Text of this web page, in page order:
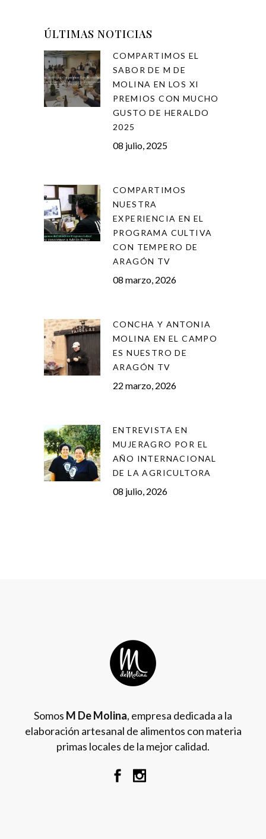
ÚLTIMAS NOTICIAS
COMPARTIMOS EL
SABOR DE M DE
MOLINA EN LOS XI
PREMIOS CON MUCHO
GUSTO DE HERALDO
2025
08 julio, 2025
COMPARTIMOS
NUESTRA
EXPERIENCIA EN EL
PROGRAMA CULTIVA
CON TEMPERO DE
ARAGÓN TV
08 marzo, 2026
CONCHA Y ANTONIA
MOLINA EN EL CAMPO
ES NUESTRO DE
ARAGÓN TV
22 marzo, 2026
ENTREVISTA EN
MUJERAGRO POR EL
AÑO INTERNACIONAL
DE LA AGRICULTORA
08 julio, 2026
Somos M De Molina, empresa dedicada a la
elaboración artesanal de alimentos con materia
primas locales de la mejor calidad.